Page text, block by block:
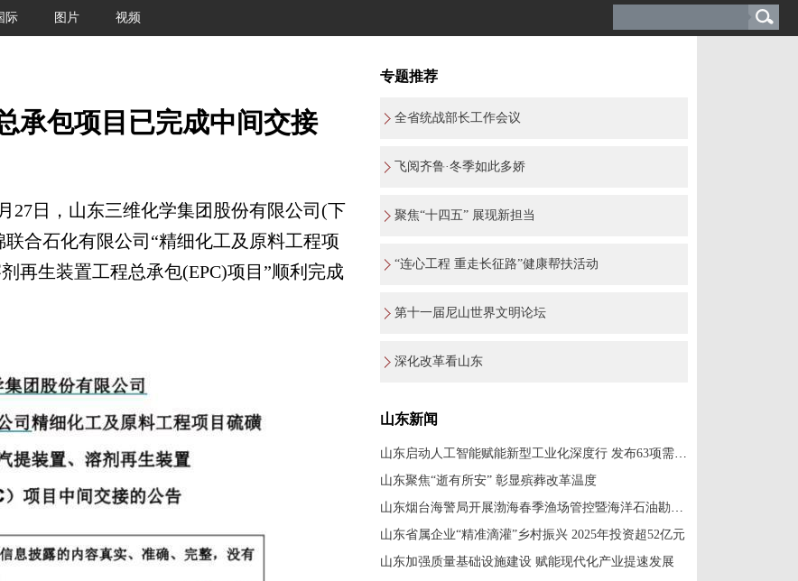
际 图片 视频
承包项目已完成中间交接
日，山东三维化学集团股份有限公司(下
合石化有限公司“精细化工及原料工程项
再生装置工程总承包(EPC)项目”顺利完成
专题推荐
全省统战部长工作会议
飞阅齐鲁·冬季如此多娇
聚焦“十四五” 展现新担当
“连心工程 重走长征路”健康帮扶活动
第十一届尼山世界文明论坛
深化改革看山东
山东新闻
山东启动人工智能赋能新型工业化深度行 发布63项需求场景
山东聚焦“逝有所安” 彰显殡葬改革温度
山东烟台海警局开展渤海春季渔场管控暨海洋石油勘探开发执法行动
山东省属企业“精准滴灌”乡村振兴 2025年投资超52亿元
山东加强质量基础设施建设 赋能现代化产业提速发展